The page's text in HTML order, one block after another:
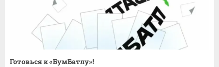
Готовься к «БумБатлу»!